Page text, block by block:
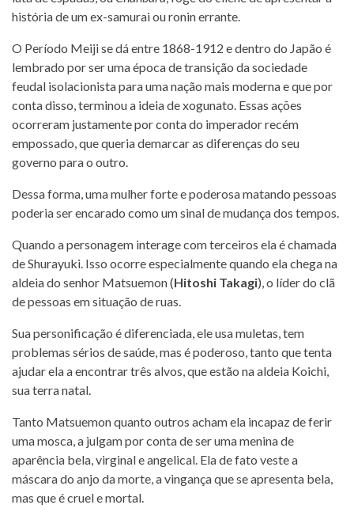
história de um ex-samurai ou ronin errante.
O Período Meiji se dá entre 1868-1912 e dentro do Japão é
lembrado por ser uma época de transição da sociedade
feudal isolacionista para uma nação mais moderna e que por
conta disso, terminou a ideia de xogunato. Essas ações
ocorreram justamente por conta do imperador recém
empossado, que queria demarcar as diferenças do seu
governo para o outro.
Dessa forma, uma mulher forte e poderosa matando pessoas
poderia ser encarado como um sinal de mudança dos tempos.
Quando a personagem interage com terceiros ela é chamada
de Shurayuki. Isso ocorre especialmente quando ela chega na
aldeia do senhor Matsuemon (Hitoshi Takagi), o líder do clã
de pessoas em situação de ruas.
Sua personificação é diferenciada, ele usa muletas, tem
problemas sérios de saúde, mas é poderoso, tanto que tenta
ajudar ela a encontrar três alvos, que estão na aldeia Koichi,
sua terra natal.
Tanto Matsuemon quanto outros acham ela incapaz de ferir
uma mosca, a julgam por conta de ser uma menina de
aparência bela, virginal e angelical. Ela de fato veste a
máscara do anjo da morte, a vingança que se apresenta bela,
mas que é cruel e mortal.